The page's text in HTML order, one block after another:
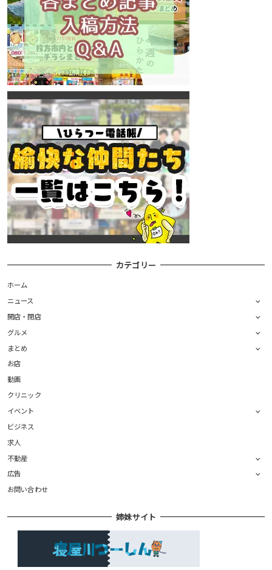
カテゴリー
ホーム
ニュース
開店・閉店
グルメ
まとめ
お店
動画
クリニック
イベント
ビジネス
求人
不動産
広告
お問い合わせ
姉妹サイト